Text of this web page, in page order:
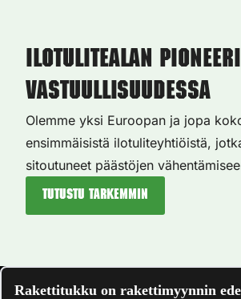
Ilotulitealan pioneeri
vastuullisuudessa
Olemme yksi Euroopan ja jopa
ensimmäisistä ilotuliteyhtiöistä,
sitoutuneet päästöjen
Tutustu tarkemmin
Rakettitukku on rakettimyynnin